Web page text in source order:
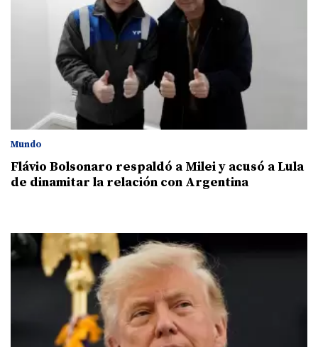
Mundo
Flávio Bolsonaro respaldó a Milei y acusó a Lula
de dinamitar la relación con Argentina